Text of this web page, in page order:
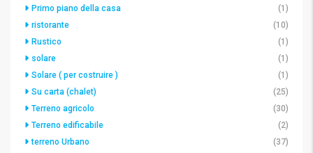
Primo piano della casa
(1)
ristorante
(10)
Rustico
(1)
solare
(1)
Solare ( per costruire )
(1)
Su carta (chalet)
(25)
Terreno agricolo
(30)
Terreno edificabile
(2)
terreno Urbano
(37)